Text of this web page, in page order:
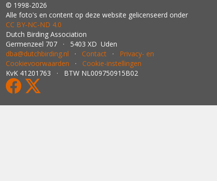
© 1998-2026
Alle foto's en content op deze website gelicenseerd onder
CC BY‑NC‑ND 4.0
Dutch Birding Association
Germenzeel 707 · 5403 XD Uden
dba@dutchbirding.nl · Contact · Privacy- en
Cookievoorwaarden · Cookie-instellingen
KvK 41201763 · BTW NL009750915B02